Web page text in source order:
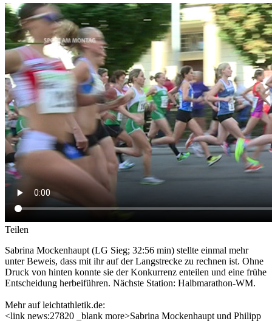
Teilen
Sabrina Mockenhaupt (LG Sieg; 32:56 min) stellte einmal mehr
unter Beweis, dass mit ihr auf der Langstrecke zu rechnen ist. Ohne
Druck von hinten konnte sie der Konkurrenz enteilen und eine frühe
Entscheidung herbeiführen. Nächste Station: Halbmarathon-WM.
Mehr auf leichtathletik.de:
<link news:27820 _blank more>Sabrina Mockenhaupt und Philipp